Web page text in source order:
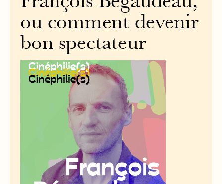
ou comment devenir
bon spectateur